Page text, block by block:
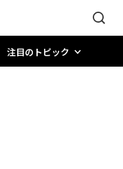
注目のトピック